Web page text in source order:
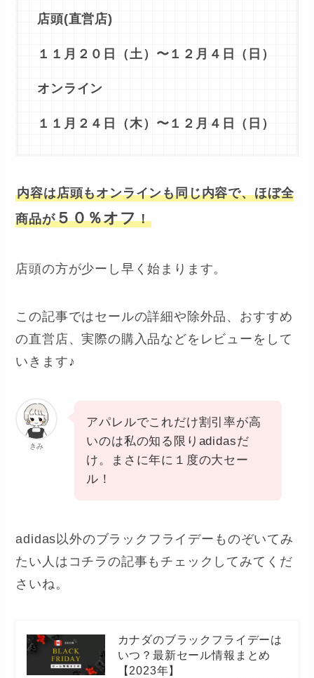
店頭(直営店)
１１月２０日（土）〜 １２月４日（日）
オンライン
１１月２４日（木）〜 １２月４日（日）
内容は店頭もオンラインも同じ内容で、ほぼ全
商品が５０％オフ！
店頭の方が少ーし早く始まります。
この記事ではセールの詳細や除外品、おすすめ
の直営店、実際の購入品などをレビューをして
いきます♪
きみ
アパレルでこれだけ割引率が高
いのは私の知る限りadidasだ
け。まさに年に１度の大セー
ル！
adidas以外のブラックフライデーものぞいてみ
たい人はコチラの記事もチェックしてみてくだ
さいね。
カナダのブラックフライデーは
いつ？最新セール情報まとめ
【2023年】